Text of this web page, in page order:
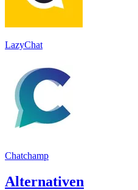
LazyChat
Chatchamp
Alternativen